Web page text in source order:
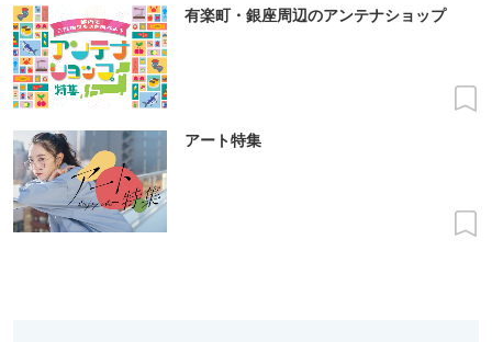
有楽町・銀座周辺のアンテナショップ
アート特集